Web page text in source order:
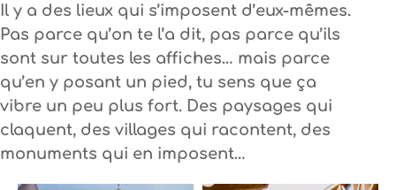
Il y a des lieux qui s’imposent d’eux-mêmes.
Pas parce qu’on te l’a dit, pas parce qu’ils
sont sur toutes les affiches… mais parce
qu’en y posant un pied, tu sens que ça
vibre un peu plus fort. Des paysages qui
claquent, des villages qui racontent, des
monuments qui en imposent…